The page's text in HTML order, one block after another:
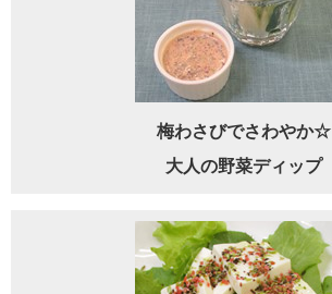
梅わさびでさわやか☆
大人の野菜ディップ